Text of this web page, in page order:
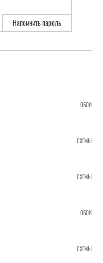
Напомнить пароль
ОБОИ
СХЕМЫ
СХЕМЫ
ОБОИ
СХЕМЫ